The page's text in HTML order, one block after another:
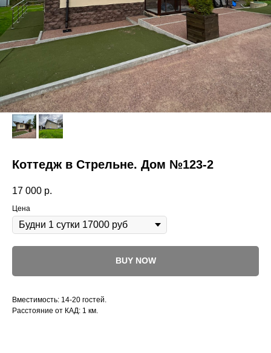
Коттедж в Стрельне. Дом №123-2
17 000 р.
Цена
BUY NOW
Вместимость: 14-20 гостей.
Расстояние от КАД: 1 км.